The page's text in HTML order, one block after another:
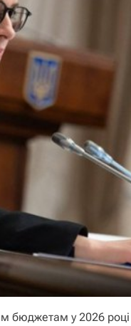
у 2026 році